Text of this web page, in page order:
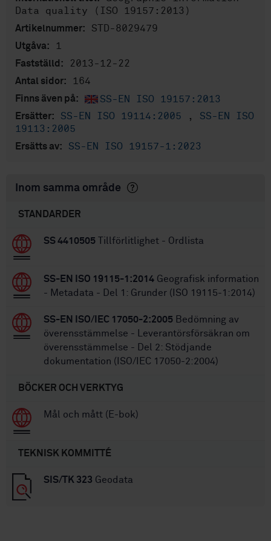
Data quality (ISO 19157:2013)
Artikelnummer: STD-8029479
Utgåva: 1
Fastställd: 2013-12-22
Antal sidor: 164
Finns även på: SS-EN ISO 19157:2013
Ersätter: SS-EN ISO 19114:2005 , SS-EN ISO
19113:2005
Ersätts av: SS-EN ISO 19157-1:2023
Inom samma område
STANDARDER
SS 4410505 Tillförlitlighet - Ordlista
SS-EN ISO 19115-1:2014 Geografisk information
- Metadata - Del 1: Grunder (ISO 19115-1:2014)
SS-EN ISO/IEC 17050-2:2005 Bedömning av
överensstämmelse - Leverantörsförsäkran om
överensstämmelse - Del 2: Stödjande
dokumentation (ISO/IEC 17050-2:2004)
BÖCKER OCH VERKTYG
Mål och mått (E-bok)
TEKNISK KOMMITTÉ
SIS/TK 323 Geodata